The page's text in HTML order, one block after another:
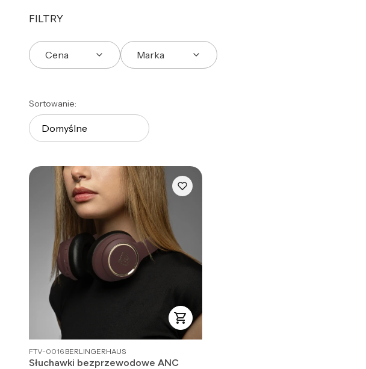
FILTRY
Cena Marka
Lista produktów
Sortowanie:
Domyślne
FTV-0016 PRODUCENT
BERLINGERHAUS
Słuchawki bezprzewodowe ANC